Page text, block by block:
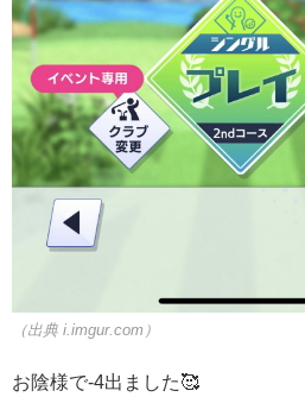
（出典 i.imgur.com）
お陰様で-4出ました🥰